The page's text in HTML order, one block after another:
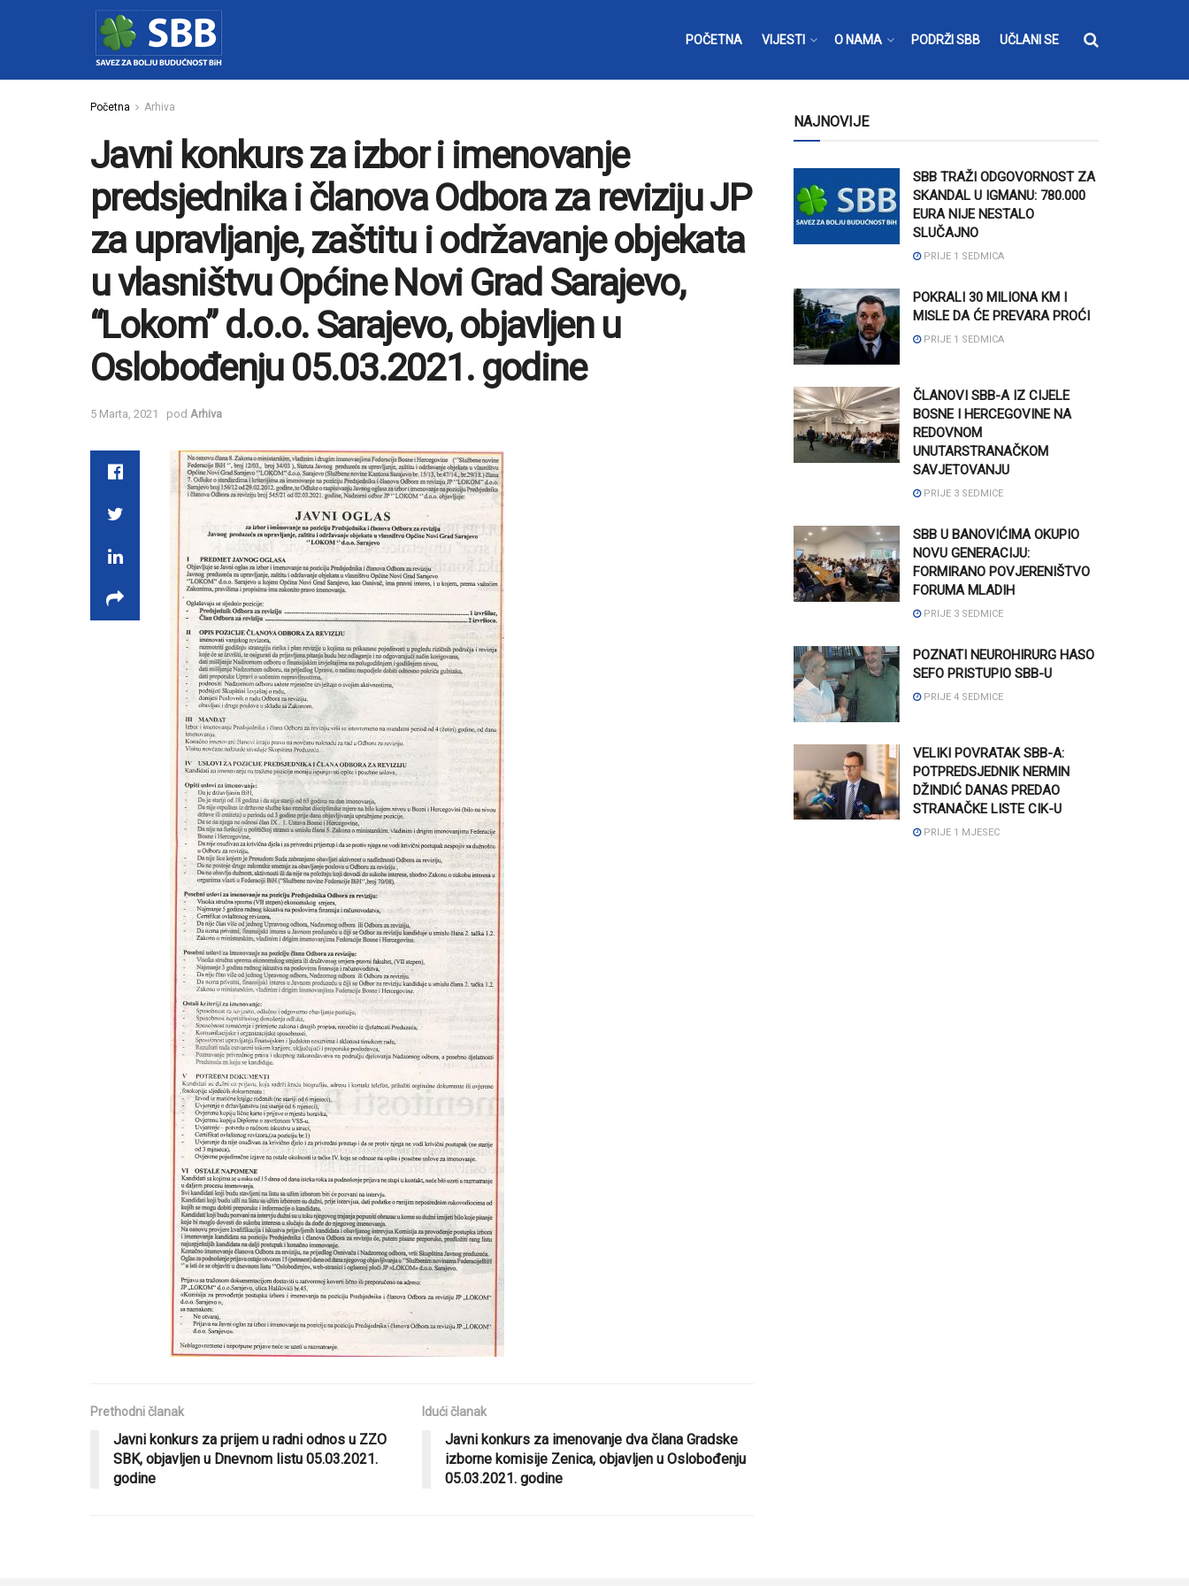
POČETNA VIJESTI O NAMA PODRŽI SBB UČLANI SE
Početna Arhiva
Javni konkurs za izbor i imenovanje
predsjednika i članova Odbora za reviziju JP
za upravljanje, zaštitu i održavanje objekata
u vlasništvu Općine Novi Grad Sarajevo,
“Lokom” d.o.o. Sarajevo, objavljen u
Oslobođenju 05.03.2021. godine
5 Marta, 2021 pod Arhiva
Prethodni članak
Javni konkurs za prijem u radni odnos u ZZO
SBK, objavljen u Dnevnom listu 05.03.2021.
godine
Idući članak
Javni konkurs za imenovanje dva člana Gradske
izborne komisije Zenica, objavljen u Oslobođenju
05.03.2021. godine
NAJNOVIJE
SBB TRAŽI ODGOVORNOST ZA
SKANDAL U IGMANU: 780.000
EURA NIJE NESTALO
SLUČAJNO
PRIJE 1 SEDMICA
POKRALI 30 MILIONA KM I
MISLE DA ĆE PREVARA PROĆI
PRIJE 1 SEDMICA
ČLANOVI SBB-A IZ CIJELE
BOSNE I HERCEGOVINE NA
REDOVNOM
UNUTARSTRANAČKOM
SAVJETOVANJU
PRIJE 3 SEDMICE
SBB U BANOVIĆIMA OKUPIO
NOVU GENERACIJU:
FORMIRANO POVJERENIŠTVO
FORUMA MLADIH
PRIJE 3 SEDMICE
POZNATI NEUROHIRURG HASO
SEFO PRISTUPIO SBB-U
PRIJE 4 SEDMICE
VELIKI POVRATAK SBB-A:
POTPREDSJEDNIK NERMIN
DŽINDIĆ DANAS PREDAO
STRANAČKE LISTE CIK-U
PRIJE 1 MJESEC